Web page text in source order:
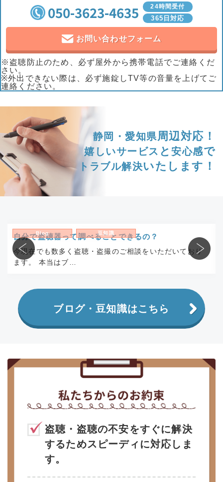
050-3623-4635 24時間受付
365日対応
お問い合わせフォーム
※盗聴防止のため、必ず屋外から携帯電話でご連絡くだ
さい。
※外出できない際は、必ず施錠しTV等の音量を上げてご
連絡ください。
静岡・愛知県周辺対応！
嬉しいサービス と 安心感で
トラブル解決いたします！
Blog 豆知識
自分で盗聴器って調べることできるの？
今現在でも数多く盗聴・盗撮のご相談をいただいており
ます。 本当はブ…
ブログ・豆知識はこちら
盗聴・盗聴の不安をすぐに解決
するためスピーディに対応しま
す。